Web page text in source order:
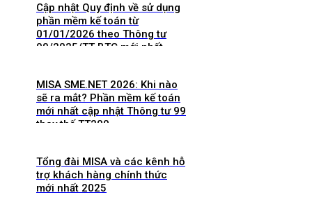
Cập nhật Quy định về sử dụng
phần mềm kế toán từ
01/01/2026 theo Thông tư
99/2025/TT-BTC mới nhất
MISA SME.NET 2026: Khi nào
sẽ ra mắt? Phần mềm kế toán
mới nhất cập nhật Thông tư 99
thay thế TT200
Tổng đài MISA và các kênh hỗ
trợ khách hàng chính thức
mới nhất 2025